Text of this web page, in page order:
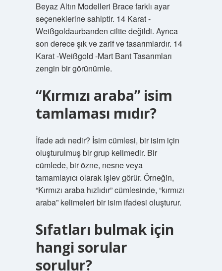
Beyaz Altın Modelleri Brace farklı ayar
seçeneklerine sahiptir. 14 Karat -
Weißgoldaurbanden ciltte değildi. Ayrıca
son derece şık ve zarif ve tasarımlardır. 14
Karat -Weißgold -Mart Bant Tasarımları
zengin bir görünümle.
“Kırmızı araba” isim
tamlaması mıdır?
İfade adı nedir? İsim cümlesi, bir isim için
oluşturulmuş bir grup kelimedir. Bir
cümlede, bir özne, nesne veya
tamamlayıcı olarak işlev görür. Örneğin,
“Kırmızı araba hızlıdır” cümlesinde, “kırmızı
araba” kelimeleri bir isim ifadesi oluşturur.
Sıfatları bulmak için
hangi sorular
sorulur?